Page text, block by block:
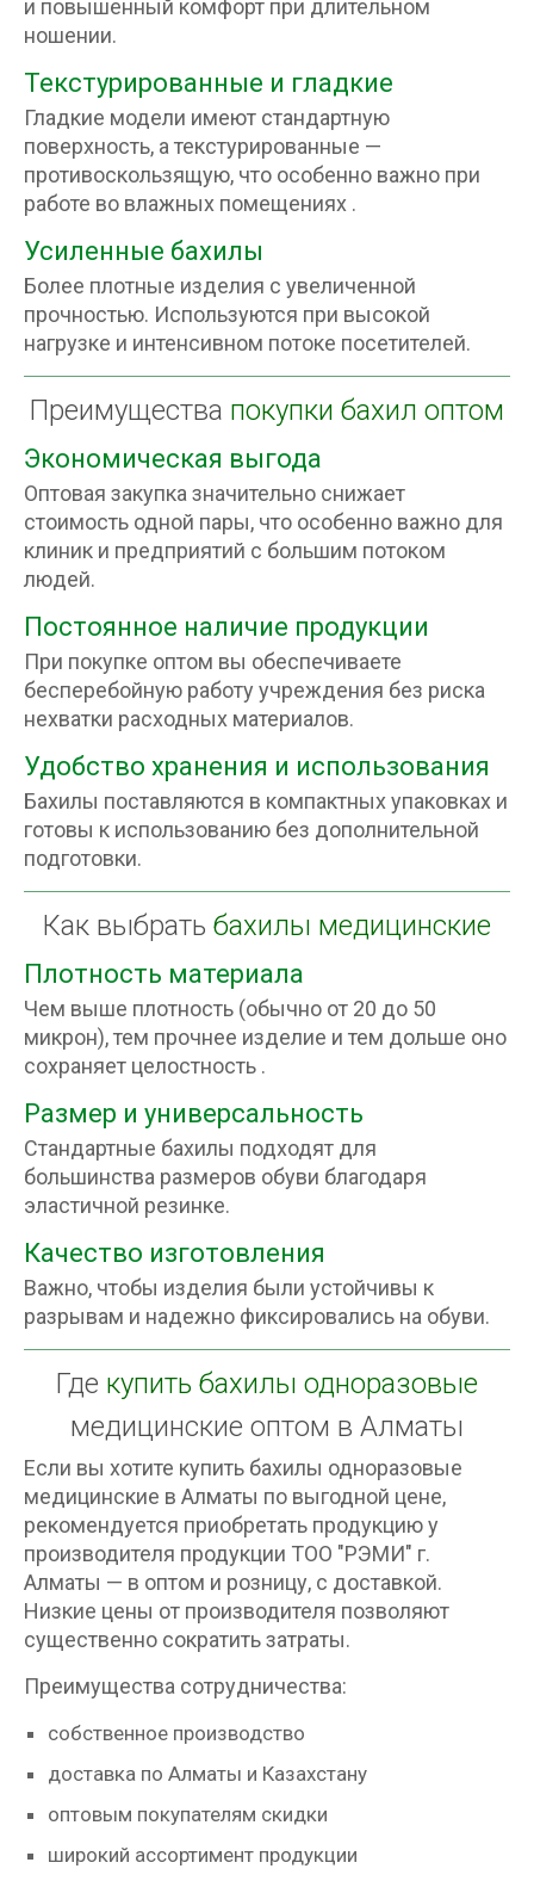
и повышенный комфорт при длительном
ношении.
Текстурированные и гладкие
Гладкие модели имеют стандартную
поверхность, а текстурированные —
противоскользящую, что особенно важно при
работе во влажных помещениях .
Усиленные бахилы
Более плотные изделия с увеличенной
прочностью. Используются при высокой
нагрузке и интенсивном потоке посетителей.
Преимущества покупки бахил оптом
Экономическая выгода
Оптовая закупка значительно снижает
стоимость одной пары, что особенно важно для
клиник и предприятий с большим потоком
людей.
Постоянное наличие продукции
При покупке оптом вы обеспечиваете
бесперебойную работу учреждения без риска
нехватки расходных материалов.
Удобство хранения и использования
Бахилы поставляются в компактных упаковках и
готовы к использованию без дополнительной
подготовки.
Как выбрать бахилы медицинские
Плотность материала
Чем выше плотность (обычно от 20 до 50
микрон), тем прочнее изделие и тем дольше оно
сохраняет целостность .
Размер и универсальность
Стандартные бахилы подходят для
большинства размеров обуви благодаря
эластичной резинке.
Качество изготовления
Важно, чтобы изделия были устойчивы к
разрывам и надежно фиксировались на обуви.
Где купить бахилы одноразовые
медицинские оптом в Алматы
Если вы хотите купить бахилы одноразовые
медицинские в Алматы по выгодной цене,
рекомендуется приобретать продукцию у
производителя продукции ТОО "РЭМИ" г.
Алматы — в оптом и розницу, с доставкой.
Низкие цены от производителя позволяют
существенно сократить затраты.
Преимущества сотрудничества:
собственное производство
доставка по Алматы и Казахстану
оптовым покупателям скидки
широкий ассортимент продукции